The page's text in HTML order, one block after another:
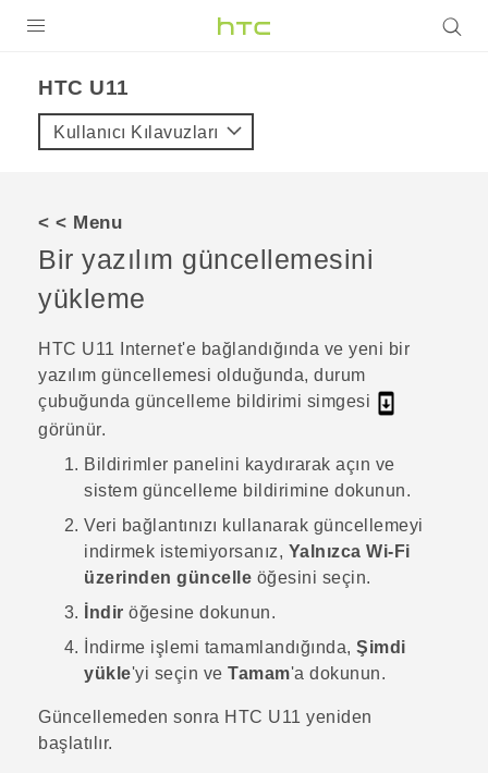
VIVE
VIVERSE
DESTEK
HTC U11‎
Kullanıcı Kılavuzları
< < Menu
Bir yazılım güncellemesini
yükleme
HTC U11 Internet'e bağlandığında ve yeni bir
yazılım güncellemesi olduğunda, durum
çubuğunda güncelleme bildirimi simgesi
görünür.
Bildirimler panelini kaydırarak açın ve
sistem güncelleme bildirimine dokunun.
Veri bağlantınızı kullanarak güncellemeyi
indirmek istemiyorsanız, Yalnızca Wi-Fi
üzerinden güncelle öğesini seçin.
İndir öğesine dokunun.
İndirme işlemi tamamlandığında, Şimdi
yükle'yi seçin ve Tamam'a dokunun.
Güncellemeden sonra HTC U11 yeniden
başlatılır.